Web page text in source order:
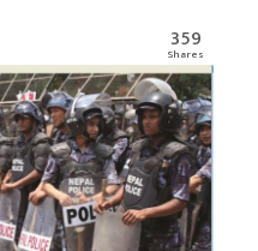
359
Shares